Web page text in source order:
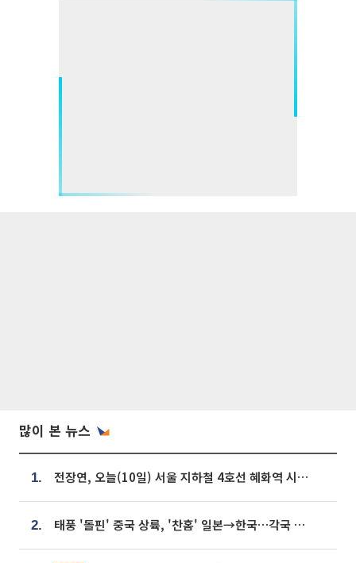
많이 본 뉴스
1. 전장연, 오늘(10일) 서울 지하철 4호선 혜화역 시위…1호선 용산역 무정차
2. 태풍 '돌핀' 중국 상륙, '찬홈' 일본→한국…각국 기상청 예상 경로는?